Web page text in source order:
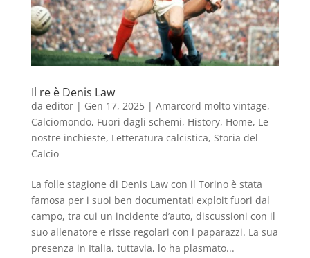
Il re è Denis Law
da editor| Gen 17, 2025| Amarcord molto vintage,
Calciomondo, Fuori dagli schemi, History, Home, Le
nostre inchieste, Letteratura calcistica, Storia del
Calcio
La folle stagione di Denis Law con il Torino è stata
famosa per i suoi ben documentati exploit fuori dal
campo, tra cui un incidente d’auto, discussioni con il
suo allenatore e risse regolari con i paparazzi. La sua
presenza in Italia, tuttavia, lo ha plasmato...